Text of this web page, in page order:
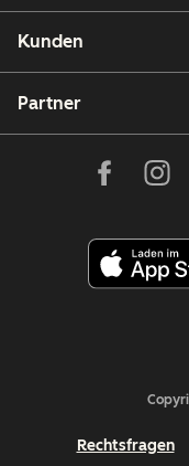
Kunden
Partner
Rechtsfragen